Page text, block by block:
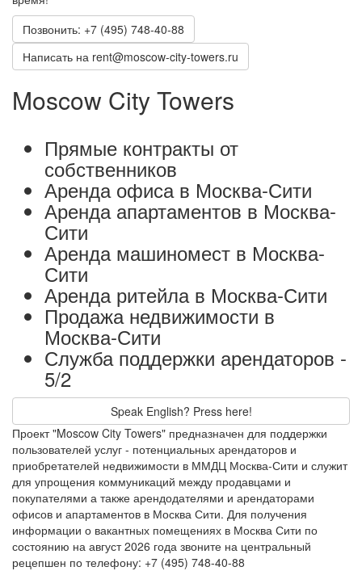
Позвонить: +7 (495) 748-40-88
Написать на rent@moscow-city-towers.ru
Moscow City Towers
Прямые контракты от
собственников
Аренда офиса в Москва-Сити
Аренда апартаментов в Москва-
Сити
Аренда машиномест в Москва-
Сити
Аренда ритейла в Москва-Сити
Продажа недвижимости в
Москва-Сити
Служба поддержки арендаторов -
5/2
Speak English? Press here!
Проект "Moscow City Towers" предназначен для поддержки
пользователей услуг - потенциальных арендаторов и
приобретателей недвижимости в ММДЦ Москва-Сити и служит
для упрощения коммуникаций между продавцами и
покупателями а также арендодателями и арендаторами
офисов и апартаментов в Москва Сити. Для получения
информации о вакантных помещениях в Москва Сити по
состоянию на август 2026 года звоните на центральный
рецепшен по телефону: +7 (495) 748-40-88